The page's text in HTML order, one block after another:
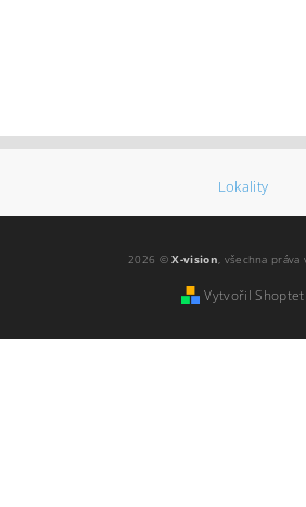
Lokality
2026 ©X-vision, všechna práva
Vytvořil Shoptet